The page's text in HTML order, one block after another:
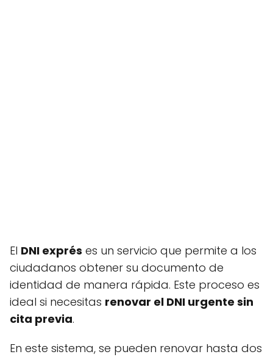
El DNI exprés es un servicio que permite a los
ciudadanos obtener su documento de
identidad de manera rápida. Este proceso es
ideal si necesitas renovar el DNI urgente sin
cita previa.
En este sistema, se pueden renovar hasta dos